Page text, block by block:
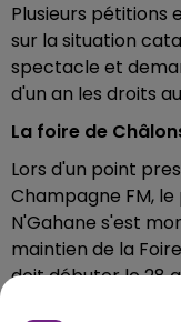
Plusieurs pétitions
sur la situation
spectacle et
d'un an les droits
La foire de
Lors d'un point
Champagne FM,
N'Gahane s'est
maintien de la
doit débuter le 28